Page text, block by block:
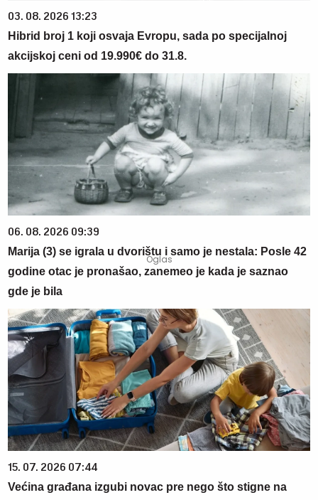
03. 08. 2026 13:23
Hibrid broj 1 koji osvaja Evropu, sada po specijalnoj
akcijskoj ceni od 19.990€ do 31.8.
06. 08. 2026 09:39
Marija (3) se igrala u dvorištu i samo je nestala: Posle 42
godine otac je pronašao, zanemeo je kada je saznao
gde je bila
15. 07. 2026 07:44
Većina građana izgubi novac pre nego što stigne na